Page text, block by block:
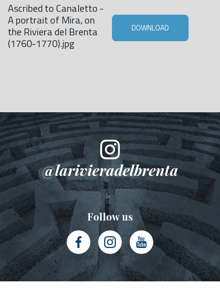
Ascribed to Canaletto -
A portrait of Mira, on
the Riviera del Brenta
(1760-1770).jpg
DOWNLOAD
@larivieradelbrenta
Follow us